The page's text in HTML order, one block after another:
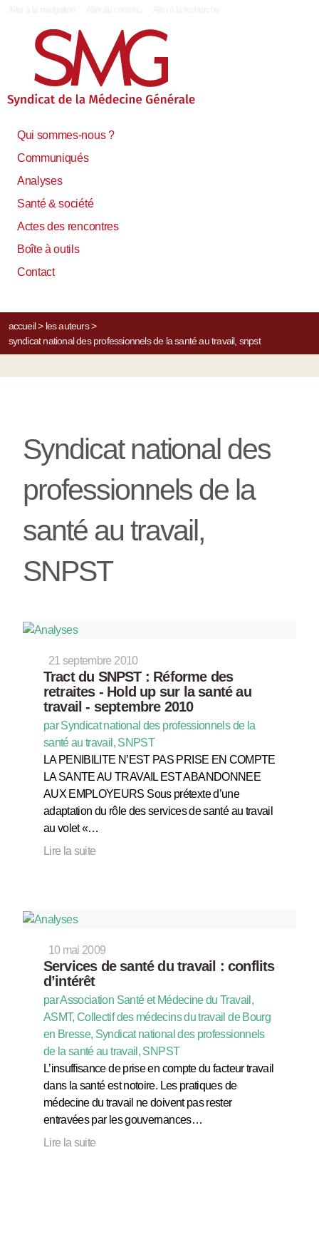
Qui sommes-nous ?
Communiqués
Analyses
Santé & société
Actes des rencontres
Boîte à outils
Contact
accueil> les auteurs>
syndicat national des professionnels de la santé au travail, snpst
Syndicat national des
professionnels de la
santé au travail,
SNPST
21 septembre 2010
Tract du SNPST : Réforme des
retraites - Hold up sur la santé au
travail - septembre 2010
par Syndicat national des professionnels de la
santé au travail, SNPST
LA PENIBILITE N’EST PAS PRISE EN COMPTE
LA SANTE AU TRAVAIL EST ABANDONNEE
AUX EMPLOYEURS Sous prétexte d’une
adaptation du rôle des services de santé au travail
au volet «…
Lire la suite
10 mai 2009
Services de santé du travail : conflits
d’intérêt
par Association Santé et Médecine du Travail,
ASMT, Collectif des médecins du travail de Bourg
en Bresse, Syndicat national des professionnels
de la santé au travail, SNPST
L’insuffisance de prise en compte du facteur travail
dans la santé est notoire. Les pratiques de
médecine du travail ne doivent pas rester
entravées par les gouvernances…
Lire la suite